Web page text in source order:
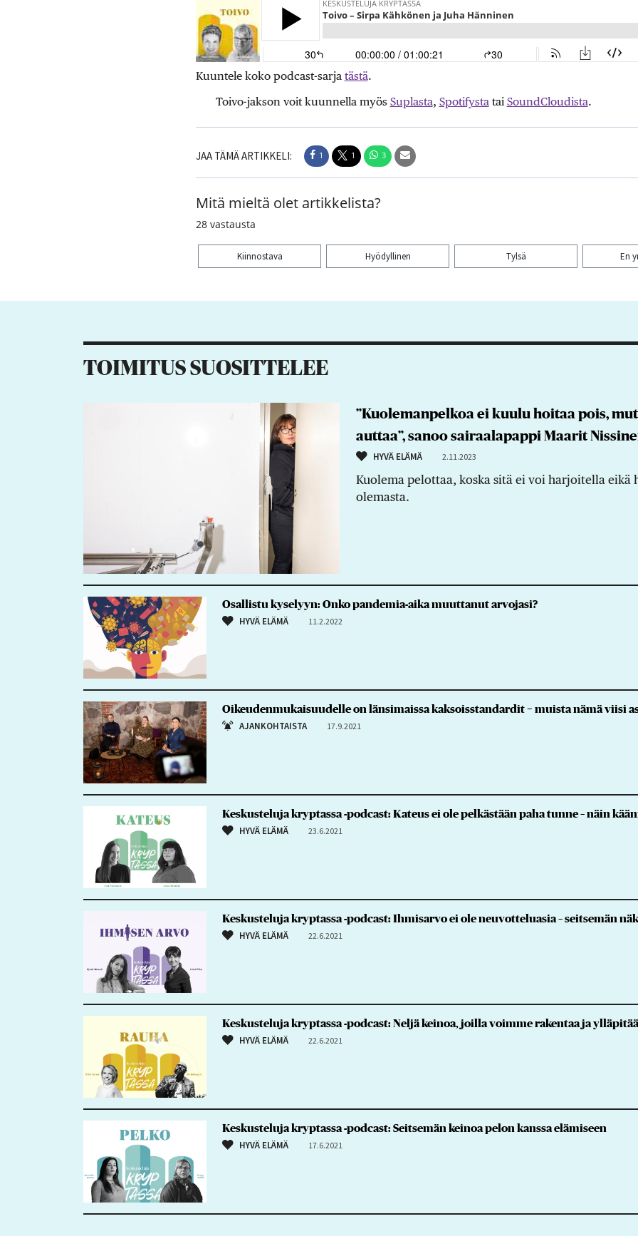
Kuuntele koko podcast-sarja tästä.
Toivo-jakson voit kuunnella myös Suplasta, Spotifystatai SoundCloudista.
JAA TÄMÄ ARTIKKELI: 1 1 3
Mitä mieltä olet artikkelista?
28 vastausta
Kiinnostava Hyödyllinen Tylsä En
TOIMITUS SUOSITTELEE
”Kuolemanpelkoa ei kuulu hoitaa pois,
auttaa”, sanoo sairaalapappi Maarit
HYVÄ ELÄMÄ 2.11.2023
Kuolema pelottaa, koska sitä ei voi harjoitella eikä
olemasta.
Osallistu kyselyyn: Onko pandemia-aika muuttanut arvojasi?
HYVÄ ELÄMÄ 11.2.2022
Oikeudenmukaisuudelle on länsimaissa kaksoisstandardit − muista nämä viisi
AJANKOHTAISTA 17.9.2021
Keskusteluja kryptassa -podcast: Kateus ei ole pelkästään paha tunne – näin
HYVÄ ELÄMÄ 23.6.2021
Keskusteluja kryptassa -podcast: Ihmisarvo ei ole neuvotteluasia – seitsemän
HYVÄ ELÄMÄ 22.6.2021
Keskusteluja kryptassa -podcast: Neljä keinoa, joilla voimme rakentaa ja
HYVÄ ELÄMÄ 22.6.2021
Keskusteluja kryptassa -podcast: Seitsemän keinoa pelon kanssa elämiseen
HYVÄ ELÄMÄ 17.6.2021